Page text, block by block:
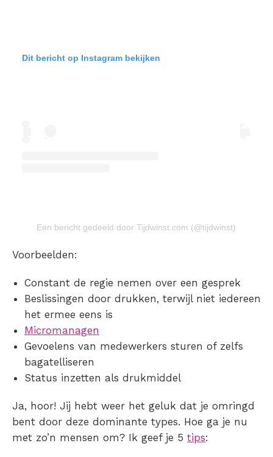
Dit bericht op Instagram bekijken
Een bericht gedeeld door Tijdwinst.com (@tijdwinst)
Voorbeelden:
Constant de regie nemen over een gesprek
Beslissingen door drukken, terwijl niet iedereen
het ermee eens is
Micromanagen
Gevoelens van medewerkers sturen of zelfs
bagatelliseren
Status inzetten als drukmiddel
Ja, hoor! Jij hebt weer het geluk dat je omringd
bent door deze dominante types. Hoe ga je nu
met zo’n mensen om? Ik geef je 5 tips: